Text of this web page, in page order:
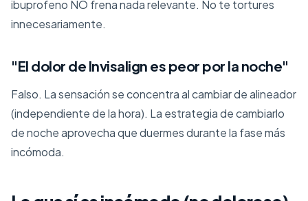
ibuprofeno NO frena nada relevante. No te tortures
innecesariamente.
"El dolor de Invisalign es peor por la noche"
Falso. La sensación se concentra al cambiar de alineador
(independiente de la hora). La estrategia de cambiarlo
de noche aprovecha que duermes durante la fase más
incómoda.